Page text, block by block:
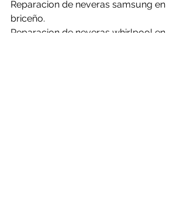
Reparacion de neveras samsung en
briceño.
Reparacion de neveras whirlpool en